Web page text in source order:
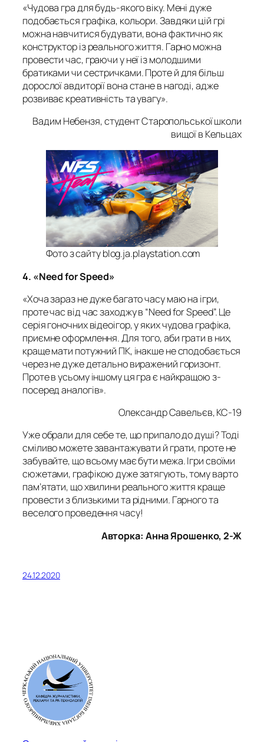
«Чудова гра для будь-якого віку. Мені дуже
подобається графіка, кольори. Завдяки цій грі
можна навчитися будувати, вона фактично як
конструктор із реального життя. Гарно можна
провести час, граючи у неї із молодшими
братиками чи сестричками. Проте й для більш
дорослої авдиторії вона стане в нагоді, адже
розвиває креативність та увагу».
Вадим Небензя, студент Старопольської школи
вищої в Кельцах
Фото з сайту blog.ja.playstation.com
4. «Need for Speed»
«Хоча зараз не дуже багато часу маю на ігри,
проте час від час заходжу в “Need for Speed”. Це
серія гоночних відеоігор, у яких чудова графіка,
приємне оформлення. Для того, аби грати в них,
краще мати потужний ПК, інакше не сподобається
через не дуже детально виражений горизонт.
Проте в усьому іншому ця гра є найкращою з-
посеред аналогів».
Олександр Савельєв, КС-19
Уже обрали для себе те, що припало до душі? Тоді
сміливо можете завантажувати й грати, проте не
забувайте, що всьому має бути межа. Ігри своїми
сюжетами, графікою дуже затягують, тому варто
пам’ятати, що хвилини реального життя краще
провести з близькими та рідними. Гарного та
веселого проведення часу!
Авторка: Анна Ярошенко, 2-Ж
24.12.2020